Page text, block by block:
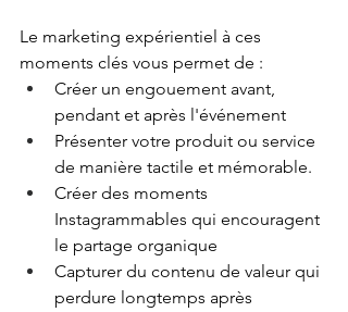
Le marketing expérientiel à ces
moments clés vous permet de :
Créer un engouement avant,
pendant et après l'événement
Présenter votre produit ou service
de manière tactile et mémorable.
Créer des moments
Instagrammables qui encouragent
le partage organique
Capturer du contenu de valeur qui
perdure longtemps après